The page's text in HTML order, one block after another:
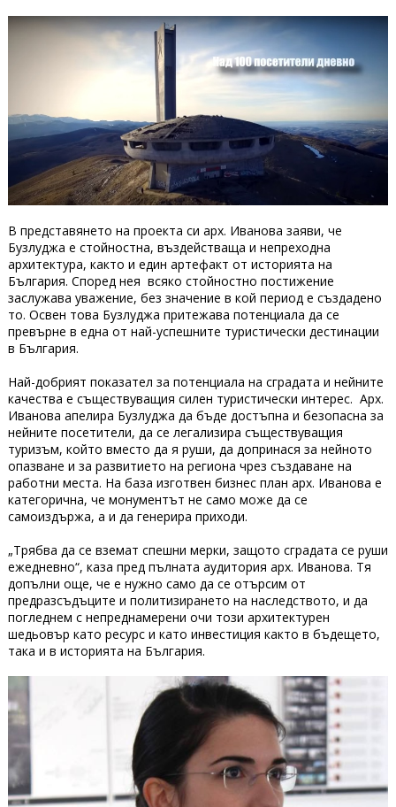
В представянето на проекта си арх. Иванова заяви, че
Бузлуджа е стойностна, въздействаща и непреходна
архитектура, както и един артефакт от историята на
България. Според нея всяко стойностно постижение
заслужава уважение, без значение в кой период е създадено
то. Освен това Бузлуджа притежава потенциала да се
превърне в една от най-успешните туристически дестинации
в България.
Най-добрият показател за потенциала на сградата и нейните
качества е съществуващия силен туристически интерес. Арх.
Иванова апелира Бузлуджа да бъде достъпна и безопасна за
нейните посетители, да се легализира съществуващия
туризъм, който вместо да я руши, да допринася за нейното
опазване и за развитието на региона чрез създаване на
работни места. На база изготвен бизнес план арх. Иванова е
категорична, че монументът не само може да се
самоиздържа, а и да генерира приходи.
„Трябва да се вземат спешни мерки, защото сградата се руши
ежедневно“, каза пред пълната аудитория арх. Иванова. Тя
допълни още, че е нужно само да се отърсим от
предразсъдъците и политизирането на наследството, и да
погледнем с непреднамерени очи този архитектурен
шедьовър като ресурс и като инвестиция както в бъдещето,
така и в историята на България.